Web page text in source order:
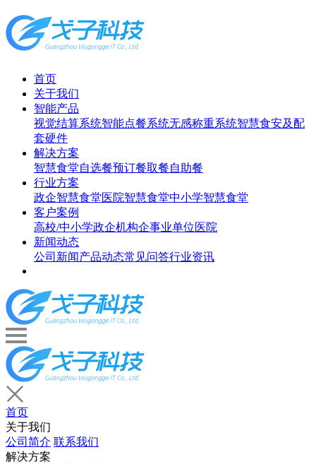
首页
关于我们
智能产品
视觉结算系统智能点餐系统无感称重系统智慧食安及配
套硬件
解决方案
智慧食堂自选餐预订餐取餐自助餐
行业方案
政企智慧食堂医院智慧食堂中小学智慧食堂
客户案例
高校/中小学政企机构企事业单位医院
新闻动态
公司新闻产品动态常见问答行业资讯
首页
关于我们
公司简介 联系我们
解决方案